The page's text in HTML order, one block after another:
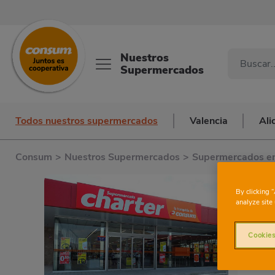
Nuestros
Supermercados
Todos nuestros supermercados Valencia
Consum > Nuestros Supermercados > Supermercados
By clicking
analyze site